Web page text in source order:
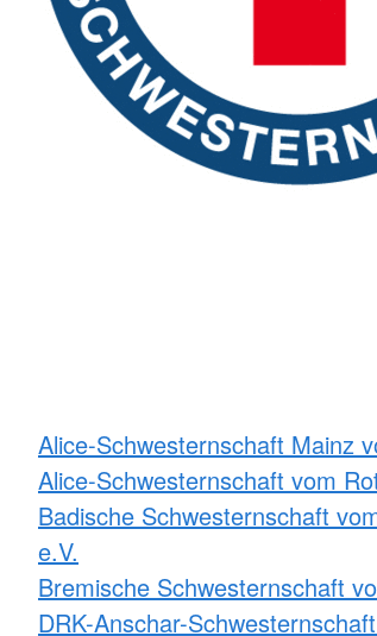
Alice-Schwesternschaft Mainz
Alice-Schwesternschaft vom
Badische Schwesternschaft
e.V.
Bremische Schwesternschaft
DRK-Anschar-